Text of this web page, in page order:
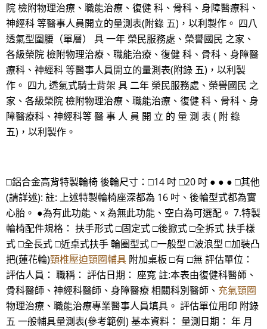
院 檢附物理治療、職能治療、復健 科、骨科、身障醫療科、
神經科 等醫事人員開立的量測表(附錄 五)，以利製作。 四八
透氣型圍腰（單層） 具 一年 榮民服務處、榮譽國民 之家、
各級榮院 檢附物理治療、職能治療、復健 科、骨科、身障醫
療科、神經科 等醫事人員開立的量測表(附錄 五)，以利製
作。 四九 透氣式騎士背架 具 二年 榮民服務處、榮譽國民 之
家、各級榮院 檢附物理治療、職能治療、復健 科、骨科、身
障醫療科、神經科等 醫 事 人 員 開 立 的 量 測 表 ( 附 錄
五)，以利製作。
□鋁合金高背特製輪椅 後輪尺寸：□14 吋 □20 吋 ● ● ● □其他
(請詳述): 註: 上述特製輪椅座深都為 16 吋、後輪型式都為實
心胎。 ●為有此功能、x 為無此功能、空白為可選配。 7.特製
輪椅配件規格： 扶手形式 □固定式 □後掀式 □全拆式 扶手樣
式 □全長式 □近桌式扶手 輪圈型式 □一般型 □波浪型 □加裝凸
把(蓮花輪)頸椎壓迫頸圈輔具 附加桌板 □有 □無 評估單位：
評估人員： 職稱： 評估日期： 座寬 註:本表由復健科醫師、
骨科醫師、神經科醫師、身障醫療 相關科別醫師、 充氣頸圈
物理治療、職能治療專業醫事人員填具。 評估單位用印 附錄
五 一般輔具量測表(參考範例) 基本資料： 量測日期： 年 月